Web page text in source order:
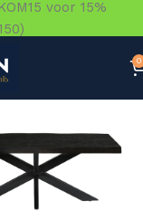
0
voor 15%